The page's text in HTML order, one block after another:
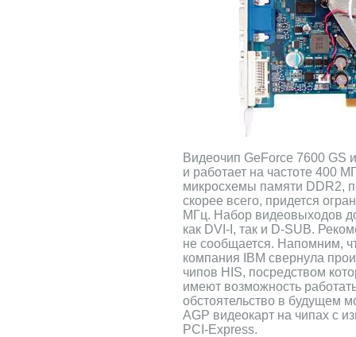
Видеочип GeForce 7600 GS
и работает на частоте 400
микросхемы памяти DDR2,
скорее всего, придется
МГц. Набор видеовыходов
как DVI-I, так и D-SUB.
не сообщается. Напомним,
компания IBM свернула
чипов HIS, посредством
имеют возможность
обстоятельство в будущем
AGP видеокарт на чипах с
PCI-Express.